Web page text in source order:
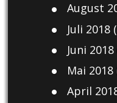
August
Juli 2018
Juni 2018
Mai 2018
April